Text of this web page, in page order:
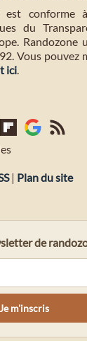
est conforme
du
Randozone
Vous pouvez
ici.
| Plan du site
de